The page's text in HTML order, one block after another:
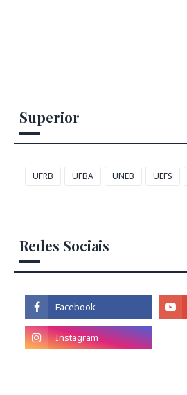
Superior
UFRB UFBA UNEB UEFS
Redes Sociais